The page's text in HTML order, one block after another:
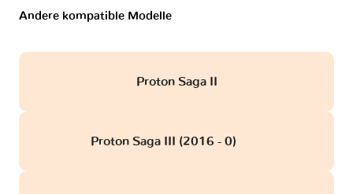
Andere kompatible Modelle
Proton Saga II
Proton Saga III (2016 - 0)